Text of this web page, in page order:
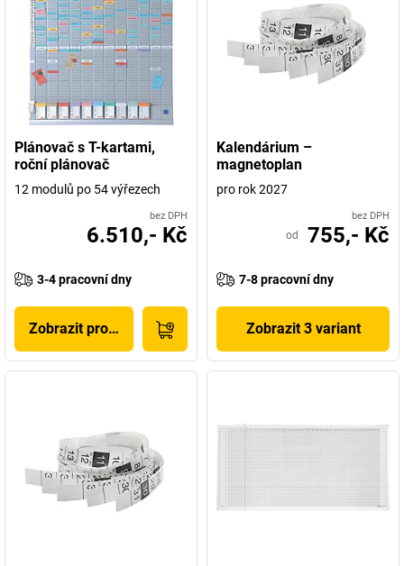
Plánovač s T-kartami,
roční plánovač
12 modulů po 54 výřezech
bez DPH
6.510,- Kč
3-4 pracovní dny
Zobrazit produkt
Kalendárium –
magnetoplan
pro rok 2027
bez DPH
od 755,- Kč
7-8 pracovní dny
Zobrazit 3 variant